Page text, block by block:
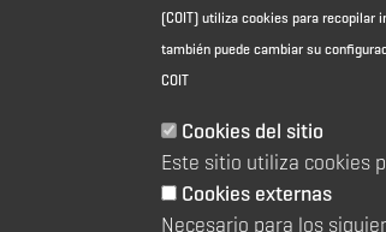
Aviso Legal - Información general
Contacto
Política de cookies
Política de reembolso
(COIT) utiliza cookies para recopilar
también puede cambiar su
COIT
Cookies del sitio
Este sitio utiliza cookies
Cookies externas
Necesario para los